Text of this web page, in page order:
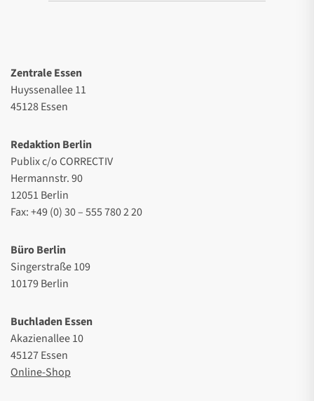
Zentrale Essen
Huyssenallee 11
45128 Essen
Redaktion Berlin
Publix c/o CORRECTIV
Hermannstr. 90
12051 Berlin
Fax: +49 (0) 30 – 555 780 2 20
Büro Berlin
Singerstraße 109
10179 Berlin
Buchladen Essen
Akazienallee 10
45127 Essen
Online-Shop